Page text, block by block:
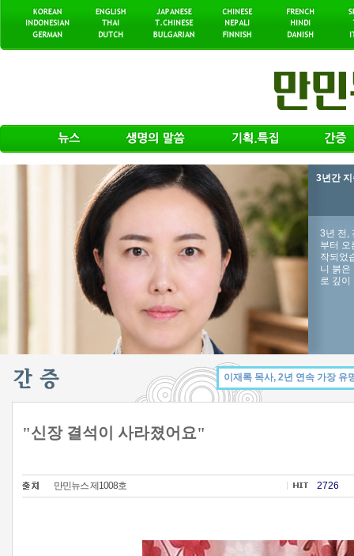
3년간
3년 전,
부터 오
작되었
니 붉은
로 깊이
"신장 결석이 사라졌어요"
만민뉴스 제1008호 2726